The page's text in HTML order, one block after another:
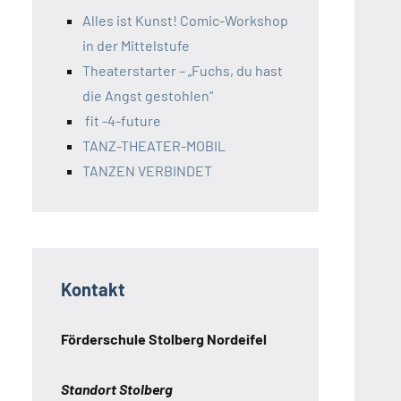
Alles ist Kunst! Comic-Workshop
in der Mittelstufe
Theaterstarter – „Fuchs, du hast
die Angst gestohlen“
fit -4-future
TANZ-THEATER-MOBIL
TANZEN VERBINDET
Kontakt
Förderschule Stolberg Nordeifel
Standort Stolberg